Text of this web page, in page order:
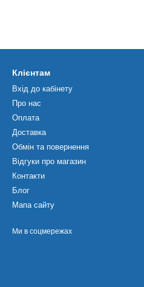
Клієнтам
Вхід до кабінету
Про нас
Оплата
Доставка
Обмін та повернення
Відгуки про магазин
Контакти
Блог
Мапа сайту
Ми в соцмережах